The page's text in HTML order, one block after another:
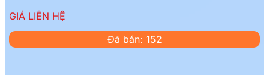
GIÁ LIÊN HỆ
Đã bán: 152